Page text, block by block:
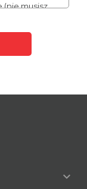
(nie musisz
W takim
expand_more